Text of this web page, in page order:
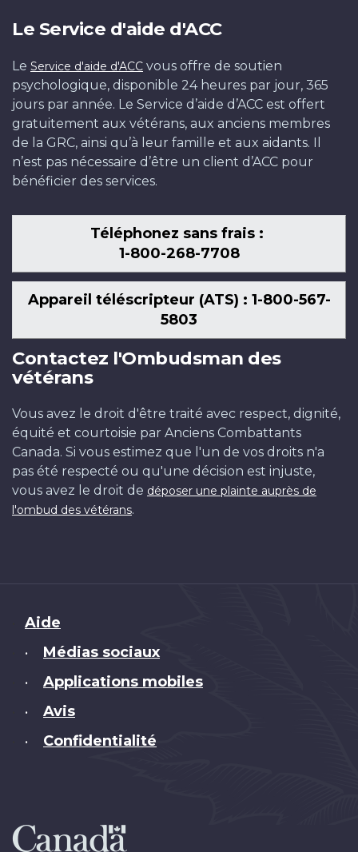
Le Service d'aide d'ACC
Le Service d'aide d'ACC vous offre de soutien
psychologique, disponible 24 heures par jour, 365
jours par année. Le Service d’aide d’ACC est offert
gratuitement aux vétérans, aux anciens membres
de la GRC, ainsi qu’à leur famille et aux aidants. Il
n’est pas nécessaire d’être un client d’ACC pour
bénéficier des services.
Téléphonez sans frais :
1-800-268-7708
Appareil téléscripteur (ATS) : 1-800-567-
5803
Contactez l'Ombudsman des
vétérans
Vous avez le droit d'être traité avec respect, dignité,
équité et courtoisie par Anciens Combattants
Canada. Si vous estimez que l'un de vos droits n'a
pas été respecté ou qu'une décision est injuste,
vous avez le droit de déposer une plainte auprès de
l'ombud des vétérans.
Brand
Aide
• Médias sociaux
• Applications mobiles
• Avis
• Confidentialité